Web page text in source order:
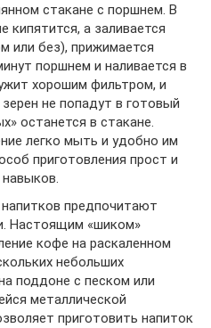
стакане с поршнем. В
кипятится, а заливается
или без), прижимается
поршнем и наливается в
хорошим фильтром, и
не попадут в готовый
останется в стакане.
легко мыть и удобно им
приготовления прост и
предпочитают
Настоящим «шиком»
кофе на раскаленном
небольших
поддоне с песком или
металлической
приготовить напиток